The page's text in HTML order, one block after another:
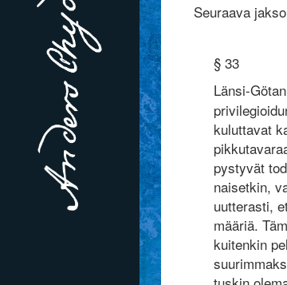
Seuraava
§ 33
Länsi-
kuluttavat
pystyvät
naisetkin,
uutterasti,
määriä.
kuitenkin